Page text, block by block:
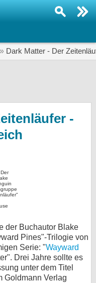
» Dark Matter - Der
-
der Buchautor Blake
Pines"-Trilogie von
Serie: "Wayward
Drei Jahre sollte es
unter dem Titel
Goldmann Verlag